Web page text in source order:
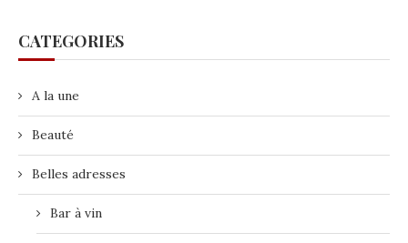
CATEGORIES
A la une
Beauté
Belles adresses
Bar à vin